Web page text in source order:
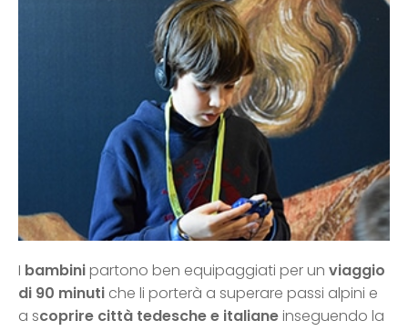
I bambinipartono ben equipaggiati per un viaggio
di 90 minuti che li porterà a superare passi alpini e
a scoprire città tedesche e italianeinseguendo la